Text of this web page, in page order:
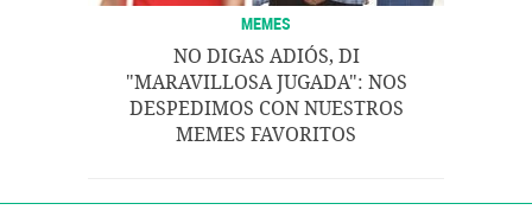
MEMES
NO DIGAS ADIÓS, DI
"MARAVILLOSA JUGADA": NOS
DESPEDIMOS CON NUESTROS
MEMES FAVORITOS